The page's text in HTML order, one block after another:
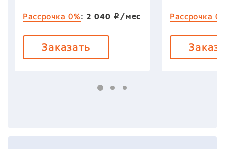
Рассрочка 0%: 2 040 p/мес
Заказать
Рассрочка